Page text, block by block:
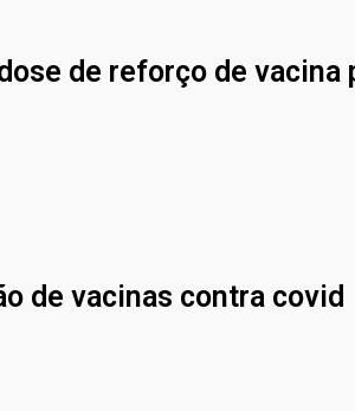
de reforço de vacina
de vacinas contra covid